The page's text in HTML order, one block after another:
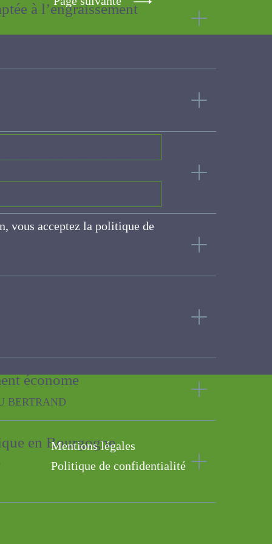
à
économe
en Bourgogne
vous acceptez la politique
Mentions légales
Politique de confidentialité